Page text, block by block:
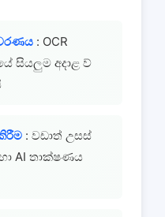
: OCR
සියලුම අදාළ ව්
: වඩාත් උසස්
AI තාක්ෂණය